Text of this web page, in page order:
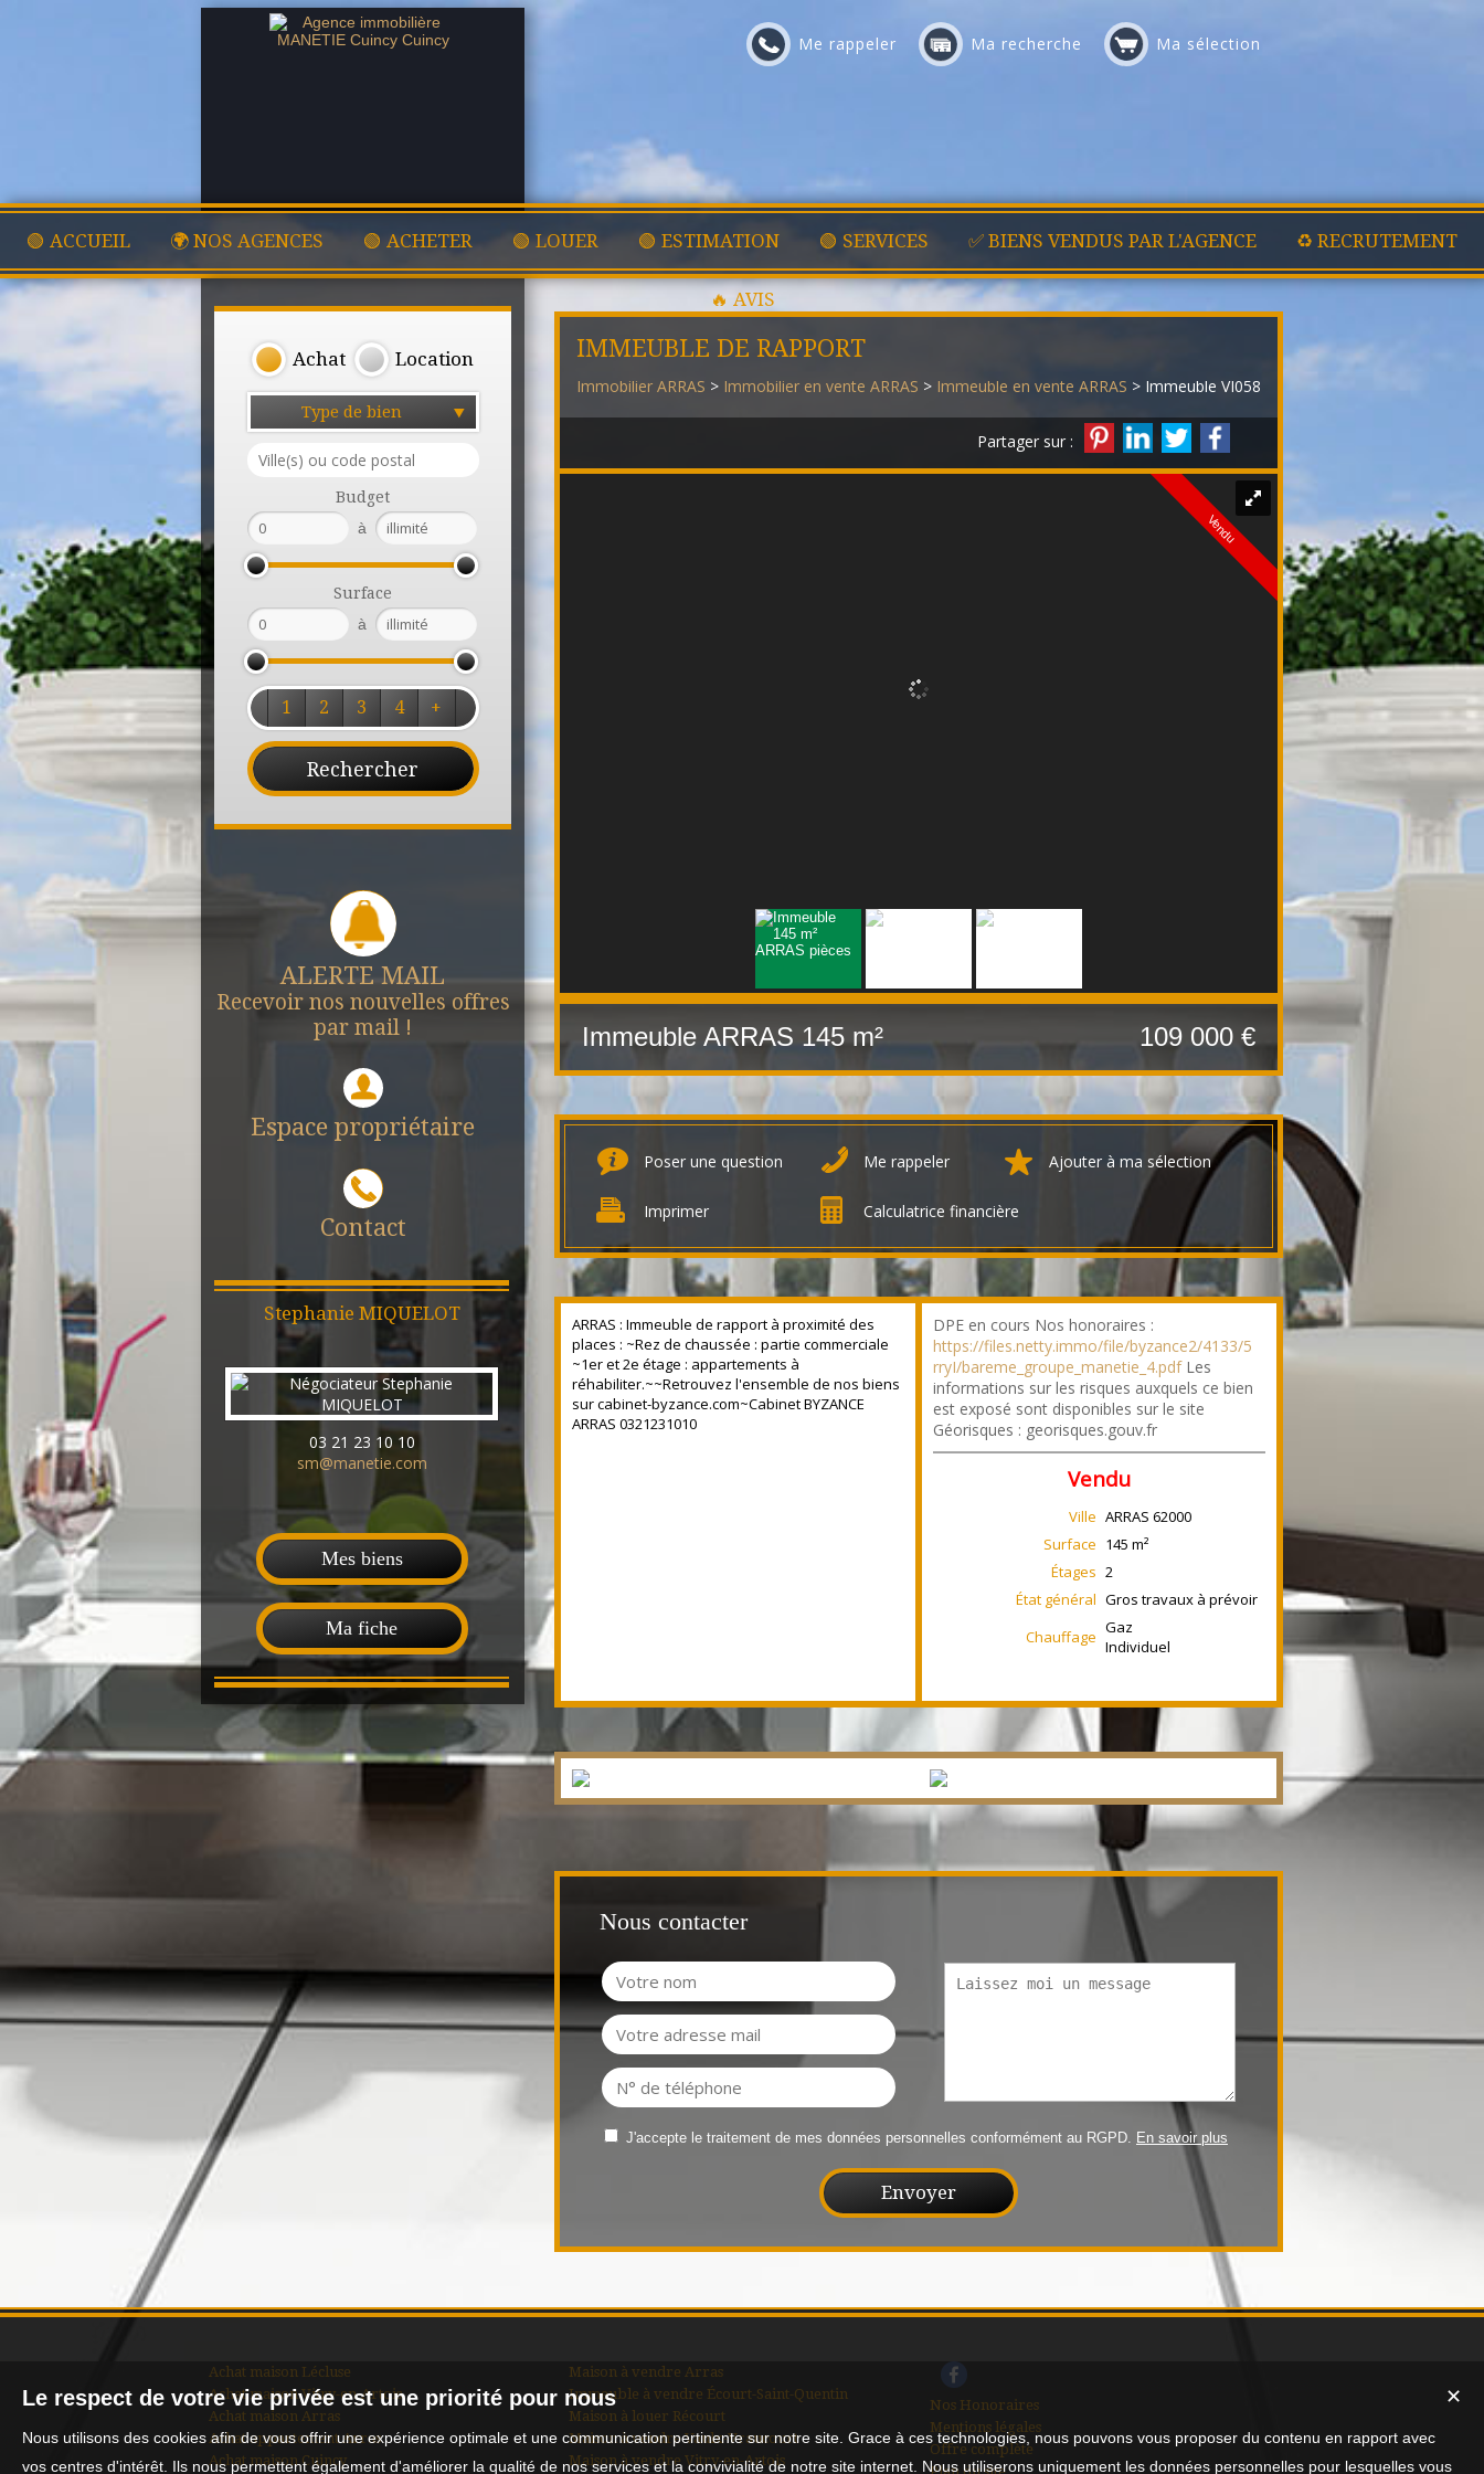
Me rappeler Ma recherche Ma sélection
🟢 ACCUEIL 🌍 NOS AGENCES 🟢 ACHETER 🟢 LOUER 🟢 ESTIMATION 🟢 SERVICES ✅ BIENS VENDUS PAR L'AGENCE ♻️ RECRUTEMENT
🔥 AVIS
Achat Location
Type de bien
Budget
à
Surface
à
1 2 3 4 +
ALERTE MAIL
Recevoir nos nouvelles offres
par mail !
Espace propriétaire
Contact
Stephanie MIQUELOT
03 21 23 10 10
sm@manetie.com
Mes biens
Ma fiche
IMMEUBLE DE RAPPORT
Immobilier ARRAS > Immobilier en vente ARRAS > Immeuble en vente ARRAS > Immeuble VI058
Partager sur :
Vendu
Immeuble ARRAS 145 m² 109 000 €
Poser une question Me rappeler Ajouter à ma sélection
Imprimer Calculatrice financière
ARRAS : Immeuble de rapport à proximité des
places : ~Rez de chaussée : partie commerciale
~1er et 2e étage : appartements à
réhabiliter.~~Retrouvez l'ensemble de nos biens
sur cabinet-byzance.com~Cabinet BYZANCE
ARRAS 0321231010
DPE en cours Nos honoraires :
https://files.netty.immo/file/byzance2/4133/5
rryI/bareme_groupe_manetie_4.pdfLes
informations sur les risques auxquels ce bien
est exposé sont disponibles sur le site
Géorisques : georisques.gouv.fr
Vendu
Ville ARRAS 62000
Surface 145 m²
Étages 2
État général Gros travaux à prévoir
Chauffage Gaz
Individuel
Nous contacter
J'accepte le traitement de mes données personnelles conformément au RGPD. En savoir plus
Achat maison Lécluse
Achat maison Vitry-en-Artois
Achat maison Arras
Achat appartement Arras
Achat maison Cuincy
Maison à vendre Arras
Immeuble à vendre Écourt-Saint-Quentin
Maison à louer Récourt
Maison à vendre Vaulx-Vraucourt
Maison à vendre Vitry-en-Artois
Nos Honoraires
Mentions légales
Offre complète
✕
Le respect de votre vie privée est une priorité pour nous
Nous utilisons des cookies afin de vous offrir une expérience optimale et une communication pertinente sur notre site. Grace à ces technologies, nous pouvons vous proposer du contenu en rapport avec
vos centres d'intérêt. Ils nous permettent également d'améliorer la qualité de nos services et la convivialité de notre site internet. Nous utiliserons uniquement les données personnelles pour lesquelles vous